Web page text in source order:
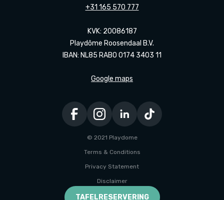
+31 165 570 777
KVK: 20086187
Playdôme Roosendaal B.V.
IBAN: NL85 RABO 0174 3403 11
Google maps
© 2021 Playdome
Terms & Conditions
Privacy Statement
Disclaimer
Ontwikkeld door Every Day
TAFELRESERVERING